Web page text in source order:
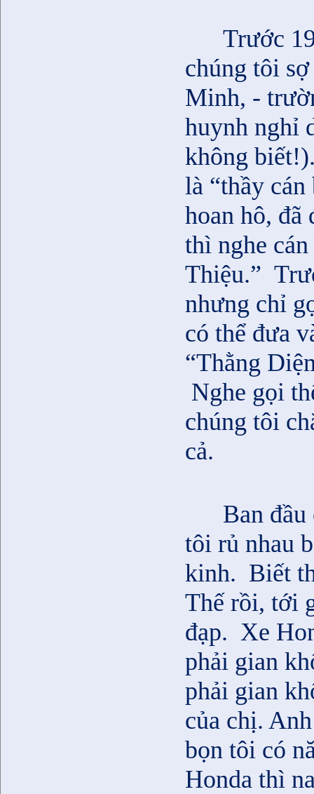
Trước
chúng tôi
Minh, -
huynh nghỉ
không
là “thầy
hoan hô, đã
thì nghe
Thiệu.”
nhưng chỉ
có thể đưa
“Thằng
Nghe gọi
chúng tôi
cả.
Ban
tôi rủ nhau
kinh. Biết
Thế rồi, tới
đạp. Xe
phải gian
phải gian
của chị.
bọn tôi có
Honda thì